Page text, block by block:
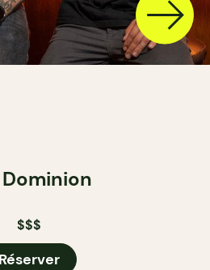
$$$
Réserver